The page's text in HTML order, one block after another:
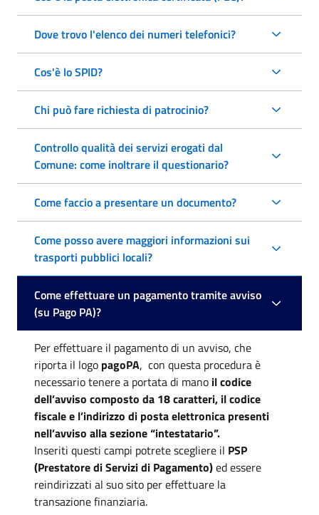
Dove trovo l'elenco dei numeri telefonici?
Cos'è lo SPID?
Chi può fare richiesta di patrocinio?
Controllo qualità dei servizi erogati dal
Comune: come inoltrare il questionario?
Come faccio a presentare un documento?
Come posso avere maggiori informazioni sui
trasporti pubblici locali?
Come effettuare un pagamento tramite avviso
(su Pago PA)?
Per effettuare il pagamento di un avviso, che
riporta il logo pagoPA, con questa procedura è
necessario tenere a portata di mano il codice
dell’avviso composto da 18 caratteri, il codice
fiscale e l’indirizzo di posta elettronica presenti
nell’avviso alla sezione “intestatario”.
Inseriti questi campi potrete scegliere il PSP
(Prestatore di Servizi di Pagamento)ed essere
reindirizzati al suo sito per effettuare la
transazione finanziaria.